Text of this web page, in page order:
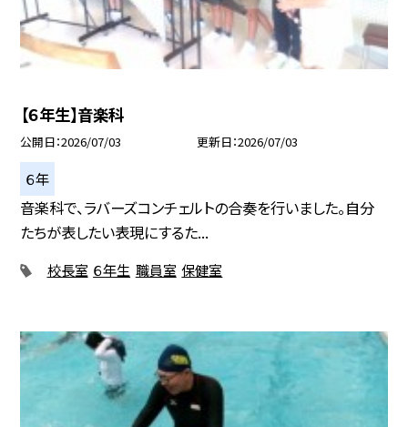
【６年生】音楽科
公開日 2026/07/03 更新日 2026/07/03
６年
音楽科で、ラバーズコンチェルトの合奏を行いました。自分
たちが表したい表現にするた...
校長室 ６年生 職員室 保健室